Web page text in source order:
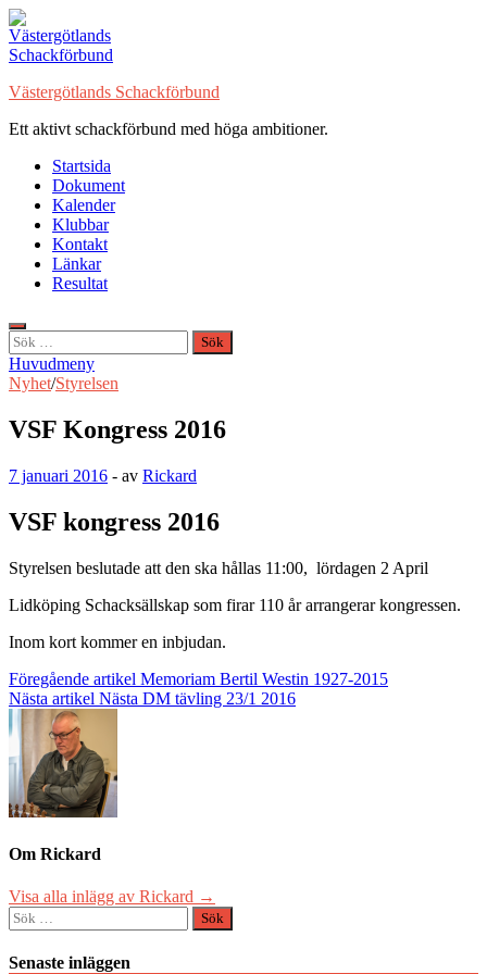
Hoppa
till
innehåll
Västergötlands Schackförbund
Ett aktivt schackförbund med höga ambitioner.
Startsida
Dokument
Kalender
Klubbar
Kontakt
Länkar
Resultat
Sök
efter:
Huvudmeny
Nyhet/Styrelsen
VSF Kongress 2016
7 januari 2016 - av Rickard
VSF kongress 2016
Styrelsen beslutade att den ska hållas 11:00, lördagen 2 April
Lidköping Schacksällskap som firar 110 år arrangerar kongressen.
Inom kort kommer en inbjudan.
Inläggsnavigering
Föregående artikel Memoriam Bertil Westin 1927-2015
Nästa artikel Nästa DM tävling 23/1 2016
Om Rickard
Visa alla inlägg av Rickard →
Sök
efter:
Senaste inläggen